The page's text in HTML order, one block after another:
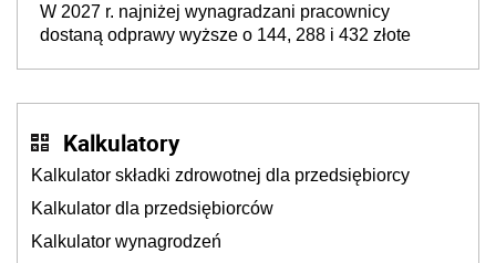
W 2027 r. najniżej wynagradzani pracownicy
dostaną odprawy wyższe o 144, 288 i 432 złote
Kalkulatory
Kalkulator składki zdrowotnej dla przedsiębiorcy
Kalkulator dla przedsiębiorców
Kalkulator wynagrodzeń